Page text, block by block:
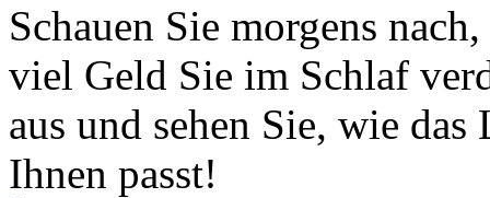
Schauen Sie morgens
viel Geld Sie im Schlaf
aus und sehen Sie, wie
Ihnen passt!